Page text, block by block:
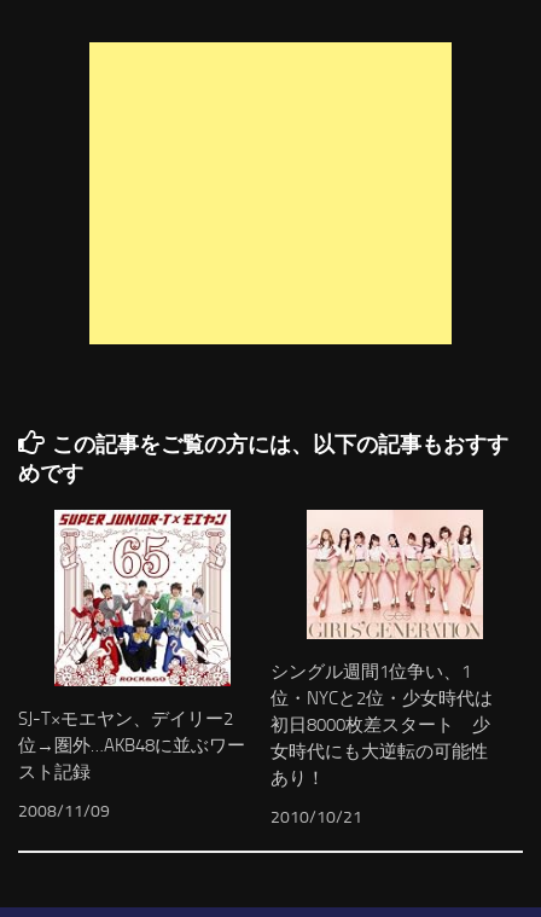
この記事をご覧の方には、以下の記事もおすす
めです
SJ-T×モエヤン、デイリー2
位→圏外…AKB48に並ぶワー
スト記録
2008/11/09
シングル週間1位争い、1
位・NYCと2位・少女時代は
初日8000枚差スタート 少
女時代にも大逆転の可能性
あり！
2010/10/21